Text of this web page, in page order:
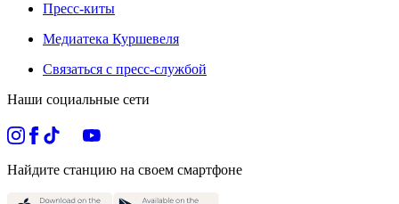
Пресс-киты
Медиатека Куршевеля
Связаться с пресс-службой
Наши социальные сети
Найдите станцию на своем смартфоне